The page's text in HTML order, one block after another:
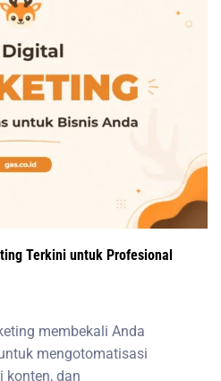
Terkini untuk Profesional
membekali Anda
mengotomatisasi
konten, dan